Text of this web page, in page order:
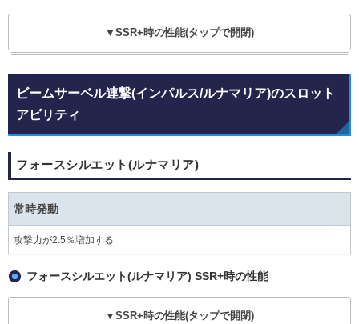
▼SSR+時の性能(タップで開閉)
ビームサーベル連撃(インパルス/ルナマリア)のスロット
アビリティ
フォースシルエット(ルナマリア)
常時発動
攻撃力が2.5％増加する
フォースシルエット(ルナマリア) SSR+時の性能
▼SSR+時の性能(タップで開閉)